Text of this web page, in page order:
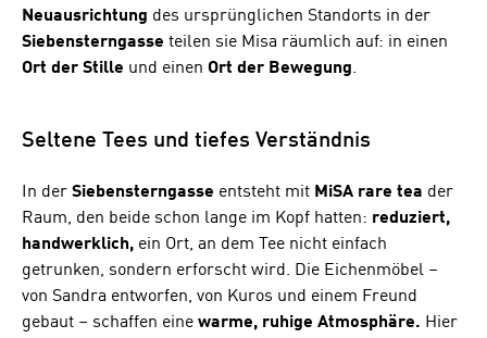
Neuausrichtung des ursprünglichen Standorts in der
Siebensterngasse teilen sie Misa räumlich auf: in einen
Ort der Stille und einen Ort der Bewegung.
Seltene Tees und tiefes Verständnis
In der Siebensterngasse entsteht mit MiSA rare tea der
Raum, den beide schon lange im Kopf hatten: reduziert,
handwerklich, ein Ort, an dem Tee nicht einfach
getrunken, sondern erforscht wird. Die Eichenmöbel –
von Sandra entworfen, von Kuros und einem Freund
gebaut – schaffen eine warme, ruhige Atmosphäre. Hier